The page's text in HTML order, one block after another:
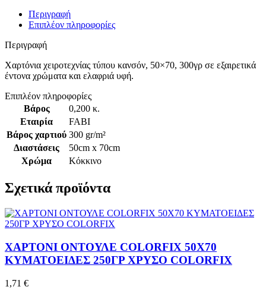
Περιγραφή
Επιπλέον πληροφορίες
Περιγραφή
Χαρτόνια χειροτεχνίας τύπου κανσόν, 50×70, 300γρ σε εξαιρετικά
έντονα χρώματα και ελαφριά υφή.
Επιπλέον πληροφορίες
Βάρος
0,200 κ.
Εταιρία
FABI
Βάρος χαρτιού 300 gr/m²
Διαστάσεις
50cm x 70cm
Χρώμα
Κόκκινο
Σχετικά προϊόντα
ΧΑΡΤΟΝΙ ΟΝΤΟΥΛΕ COLORFIX 50Χ70
ΚΥΜΑΤΟΕΙΔΕΣ 250ΓΡ ΧΡΥΣΟ COLORFIX
1,71 €